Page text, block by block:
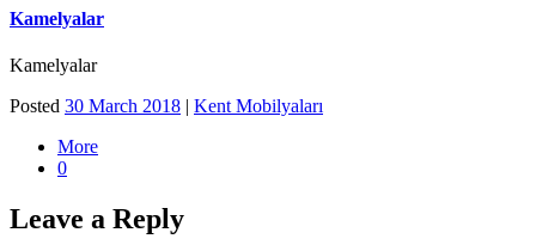
Kamelyalar
Kamelyalar
Posted 30 March 2018 | Kent Mobilyaları
More
0
Leave a Reply